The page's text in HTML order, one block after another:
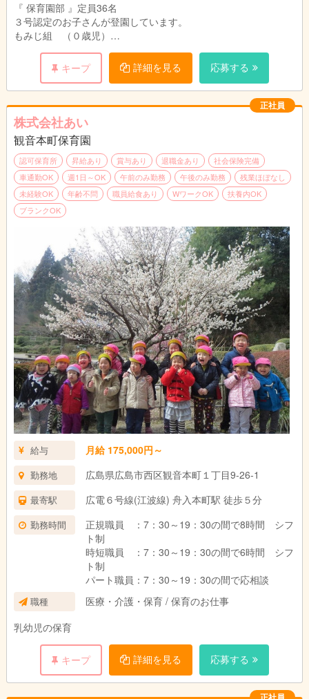
『 保育園部 』定員36名
３号認定のお子さんが登園しています。
もみじ組 （０歳児）
ゆり組 （１歳児）
さくら２組（２歳児）
園舎は、２階建てで２つの保育室と子育て支援室、会議室、調理
室があります。
保育室にはそれぞれテラスがあり、そこに出て遊ぶこともできま
す。
園庭は小さいですが、敷地内にあり、砂場が設置してあります。
キープ 詳細を見る 応募する
正社員
株式会社あい
観音本町保育園
認可保育所 昇給あり 賞与あり 退職金あり
社会保険完備
車通勤OK
週1日～OK 午前のみ勤務 午後のみ勤務
残業ほぼなし
未経験OK
年齢不問 職員給食あり WワークOK
扶養内OK
ブランクOK
給与 月給 175,000円～
勤務地 広島県広島市西区観音本町１丁目9-26-1
最寄駅 広電６号線(江波線) 舟入本町駅 徒歩５分
勤務時間
正規職員 ：7：30～19：30の間で8時間 シフ
ト制
時短職員 ：7：30～19：30の間で6時間 シフ
ト制
パート職員：7：30～19：30の間で応相談
職種
医療・介護・保育 / 保育のお仕事
乳幼児の保育
キープ 詳細を見る 応募する